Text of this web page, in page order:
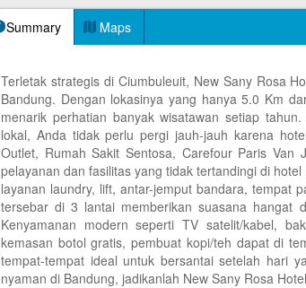
Summary Maps
Terletak strategis di Ciumbuleuit, New Sany Rosa
Bandung. Dengan lokasinya yang hanya 5.0 Km
menarik perhatian banyak wisatawan setiap
lokal, Anda tidak perlu pergi jauh-jauh karena
Outlet, Rumah Sakit Sentosa, Carefour Paris Van
pelayanan dan fasilitas yang tidak tertandingi di
layanan laundry, lift, antar-jemput bandara, tempat
tersebar di 3 lantai memberikan suasana hangat
Kenyamanan modern seperti TV satelit/kabel,
kemasan botol gratis, pembuat kopi/teh dapat di
tempat-tempat ideal untuk bersantai setelah hari
nyaman di Bandung, jadikanlah New Sany Rosa